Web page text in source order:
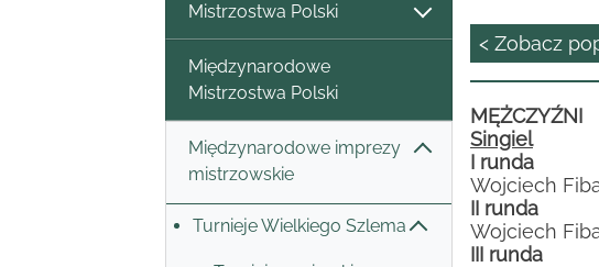
Mistrzostwa Polski
Międzynarodowe
Mistrzostwa Polski
Międzynarodowe imprezy
mistrzowskie
Turnieje Wielkiego Szlema
< Zobacz
MĘŻCZYŹNI
Singiel
I runda
Wojciech
II runda
Wojciech
III runda